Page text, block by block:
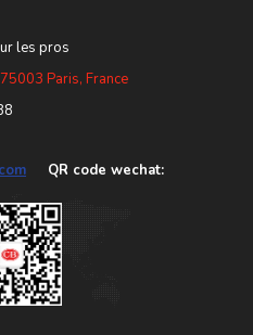
les pros
75003 Paris, France
QR code wechat: